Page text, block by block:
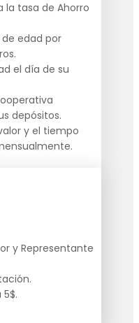
la tasa de Ahorro
de edad por
el día de su
depósitos.
y el tiempo
y Representante